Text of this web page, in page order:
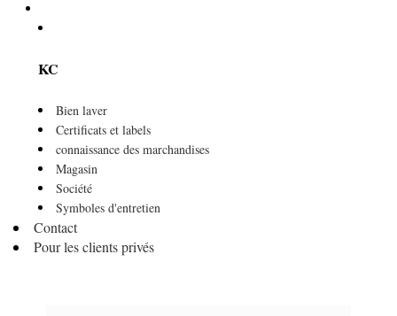
KC
Bien laver
Certificats et labels
connaissance des marchandises
Magasin
Société
Symboles d'entretien
Contact
Pour les clients privés